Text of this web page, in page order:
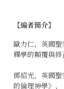
【編者簡介】
歐力仁，英國
釋學的顛覆與
鄧紹光，英國
的倫理神學》、